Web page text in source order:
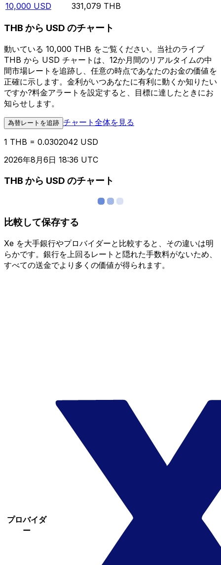
10,000 USD 331,079 THB
THB から USD のチャート
動いている 10,000 THB をご覧ください。当社のライブ
THB から USD チャートは、12か月間のリアルタイムの中
間市場レートを追跡し、任意の時点であなたのお金の価値を
正確に示します。金利がいつあなたに有利に動くか知りたい
ですか?料金アラートを設定すると、目標に達したときにお
知らせします。
為替レートを追跡 チャート全体を見る
1 THB = 0.0302042 USD
2026年8月6日 18:36 UTC
THB から USD のチャート
比較して保存する
Xe を大手銀行やプロバイダーと比較すると、その違いは明
らかです。銀行を上回るレートと隠れた手数料がないため、
すべての送金でより多くの価値が得られます。
プロバイダ
ー